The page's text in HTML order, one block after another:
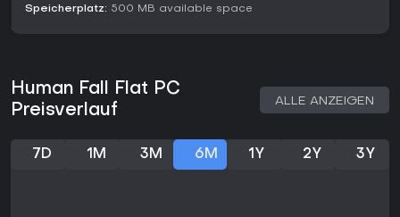
Speicherplatz: 500 MB available space
Human Fall Flat PC
Preisverlauf
ALLE ANZEIGEN
7D 1M 3M 6M 1Y 2Y 3Y